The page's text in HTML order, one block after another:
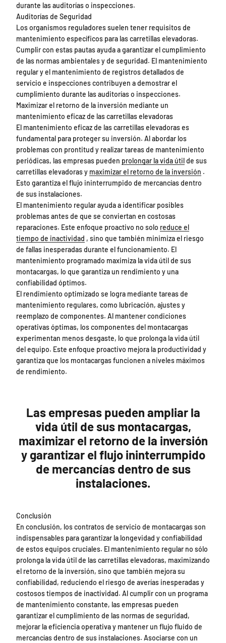
durante las auditorías o inspecciones.
Auditorías de Seguridad
Los organismos reguladores suelen tener requisitos de
mantenimiento específicos para las carretillas elevadoras.
Cumplir con estas pautas ayuda a garantizar el cumplimiento
de las normas ambientales y de seguridad. El mantenimiento
regular y el mantenimiento de registros detallados de
servicio e inspecciones contribuyen a demostrar el
cumplimiento durante las auditorías o inspecciones.
Maximizar el retorno de la inversión mediante un
mantenimiento eficaz de las carretillas elevadoras
El mantenimiento eficaz de las carretillas elevadoras es
fundamental para proteger su inversión. Al abordar los
problemas con prontitud y realizar tareas de mantenimiento
periódicas, las empresas pueden prolongar la vida útilde sus
carretillas elevadoras y maximizar el retorno de la inversión .
Esto garantiza el flujo ininterrumpido de mercancías dentro
de sus instalaciones.
El mantenimiento regular ayuda a identificar posibles
problemas antes de que se conviertan en costosas
reparaciones. Este enfoque proactivo no solo reduce el
tiempo de inactividad , sino que también minimiza el riesgo
de fallas inesperadas durante el funcionamiento. El
mantenimiento programado maximiza la vida útil de sus
montacargas, lo que garantiza un rendimiento y una
confiabilidad óptimos.
El rendimiento optimizado se logra mediante tareas de
mantenimiento regulares, como lubricación, ajustes y
reemplazo de componentes. Al mantener condiciones
operativas óptimas, los componentes del montacargas
experimentan menos desgaste, lo que prolonga la vida útil
del equipo. Este enfoque proactivo mejora la productividad y
garantiza que los montacargas funcionen a niveles máximos
de rendimiento.
Las empresas pueden ampliar la
vida útil de sus montacargas,
maximizar el retorno de la inversión
y garantizar el flujo ininterrumpido
de mercancías dentro de sus
instalaciones.
Conclusión
En conclusión, los contratos de servicio de montacargas son
indispensables para garantizar la longevidad y confiabilidad
de estos equipos cruciales. El mantenimiento regular no sólo
prolonga la vida útil de las carretillas elevadoras, maximizando
el retorno de la inversión, sino que también mejora su
confiabilidad, reduciendo el riesgo de averías inesperadas y
costosos tiempos de inactividad. Al cumplir con un programa
de mantenimiento constante, las empresas pueden
garantizar el cumplimiento de las normas de seguridad,
mejorar la eficiencia operativa y mantener un flujo fluido de
mercancías dentro de sus instalaciones. Asociarse con un